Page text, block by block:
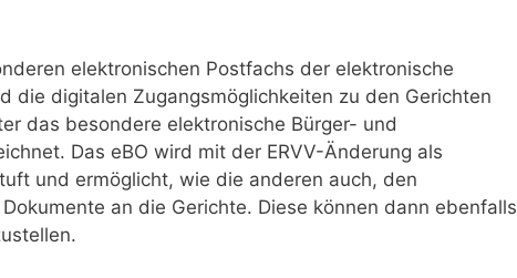
elektronischen Postfachs der elektronische
die digitalen Zugangsmöglichkeiten zu den Gerichten
das besondere elektronische Bürger- und
Das eBO wird mit der ERVV-Änderung als
und ermöglicht, wie die anderen auch, den
an die Gerichte. Diese können dann ebenfalls